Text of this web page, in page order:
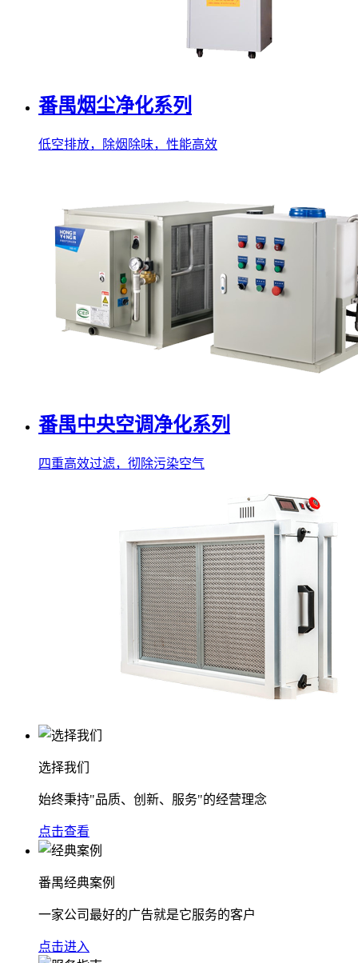
番禺烟尘净化系列
低空排放，除烟除味，性能高效
番禺中央空调净化系列
四重高效过滤，彻除污染空气
选择我们
始终秉持"品质、创新、服务"的经营理念
点击查看
番禺经典案例
一家公司最好的广告就是它服务的客户
点击进入